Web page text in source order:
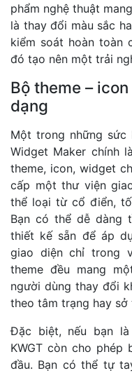
phẩm nghệ thuật
là thay đổi màu sắc
kiểm soát hoàn toàn
đó tạo nên một trải
Bộ theme –
dạng
Một trong những sức
Widget Maker chính
theme, icon, widget
cấp một thư viện
thể loại từ cổ điển,
Bạn có thể dễ dàng
thiết kế sẵn để áp
giao diện chỉ trong
theme đều mang
người dùng thay đổi
theo tâm trạng hay sở
Đặc biệt, nếu bạn
KWGT còn cho
đầu. Bạn có thể tự